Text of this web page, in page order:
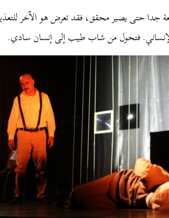
جدا حتى يصير محقق، فقد تعرض هو الآخر
فتحول من شاب طيب إلى إنسان سادي.